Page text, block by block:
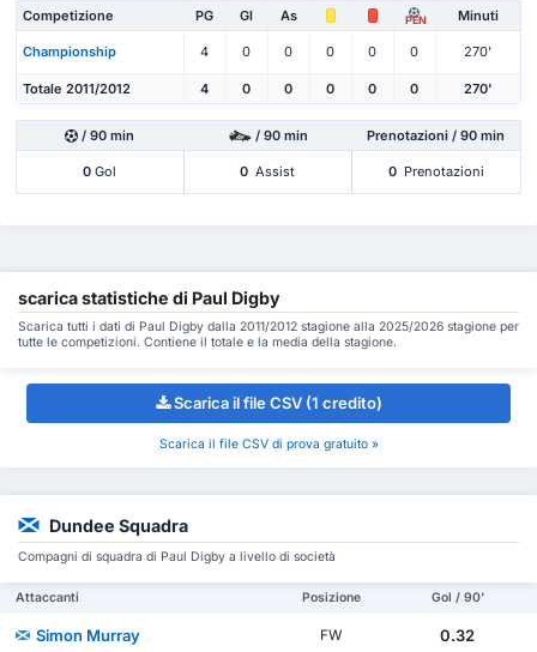
Competizione PG Gl As PEN Minuti
Championship 4 0 0 0 0 0 270'
Totale 2011/2012 4 0 0 0 0 0 270'
/ 90 min / 90 min Prenotazioni / 90 min
0 Gol 0 Assist 0 Prenotazioni
scarica statistiche di Paul Digby
Scarica tutti i dati di Paul Digby dalla 2011/2012 stagione alla 2025/2026 stagione per
tutte le competizioni. Contiene il totale e la media della stagione.
Scarica il file CSV (1 credito)
Scarica il file CSV di prova gratuito »
Dundee Squadra
Compagni di squadra di Paul Digby a livello di società
Attaccanti Posizione Gol / 90'
Simon Murray FW
0.32